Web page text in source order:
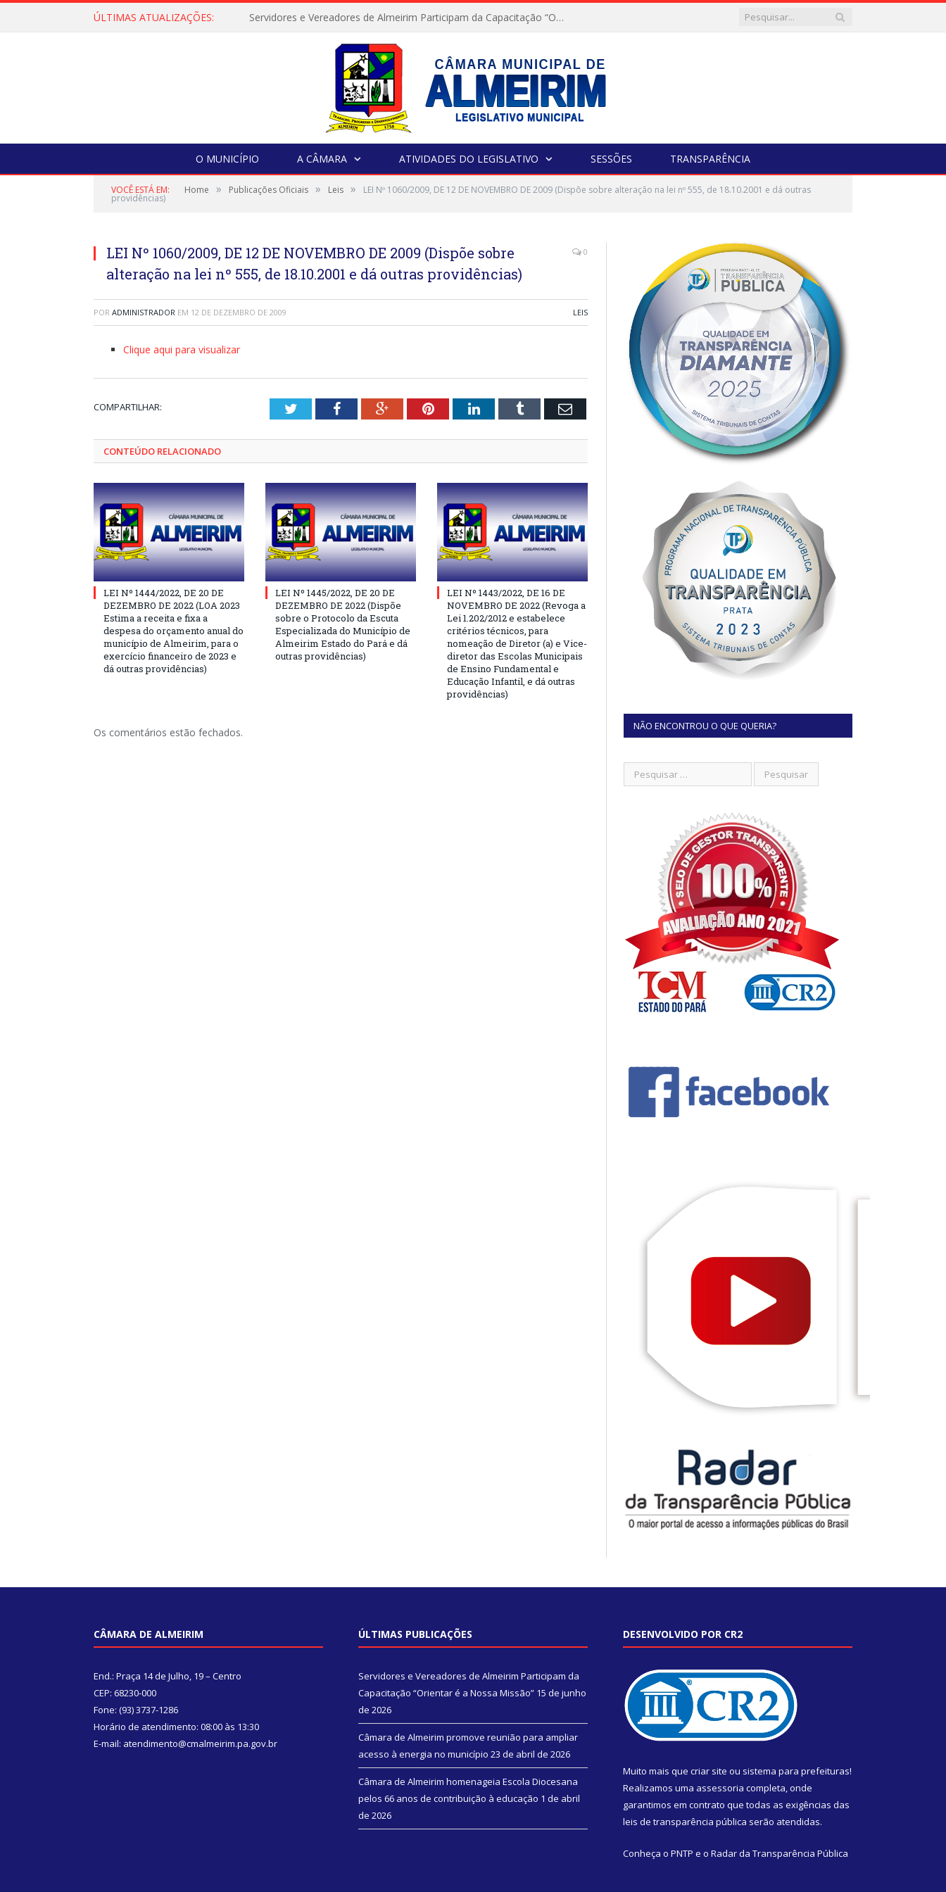
ÚLTIMAS ATUALIZAÇÕES: Servidores e Vereadores de Almeirim Participam da Capacitação “Orientar é a Nossa Missão”
O MUNICÍPIO A CÂMARA ATIVIDADES DO LEGISLATIVO SESSÕES TRANSPARÊNCIA
VOCÊ ESTÁ EM: Home » Publicações Oficiais » Leis » LEI Nº 1060/2009, DE 12 DE NOVEMBRO DE 2009 (Dispõe sobre alteração na lei nº 555, de 18.10.2001 e dá outras
providências)
LEI Nº 1060/2009, DE 12 DE NOVEMBRO DE 2009 (Dispõe sobre
alteração na lei nº 555, de 18.10.2001 e dá outras providências)
0
POR ADMINISTRADOR EM 12 DE DEZEMBRO DE 2009 LEIS
Clique aqui para visualizar
COMPARTILHAR: TwitterFacebookGoogle+PinterestLinkedInTumblr Email
CONTEÚDO RELACIONADO
LEI Nº 1444/2022, DE 20 DE
DEZEMBRO DE 2022 (LOA 2023
Estima a receita e fixa a
despesa do orçamento anual do
município de Almeirim, para o
exercício financeiro de 2023 e
dá outras providências)
LEI Nº 1445/2022, DE 20 DE
DEZEMBRO DE 2022 (Dispõe
sobre o Protocolo da Escuta
Especializada do Município de
Almeirim Estado do Pará e dá
outras providências)
LEI Nº 1443/2022, DE 16 DE
NOVEMBRO DE 2022 (Revoga a
Lei 1.202/2012 e estabelece
critérios técnicos, para
nomeação de Diretor (a) e Vice-
diretor das Escolas Municipais
de Ensino Fundamental e
Educação Infantil, e dá outras
providências)
Os comentários estão fechados. NÃO ENCONTROU O QUE QUERIA?
CÂMARA DE ALMEIRIM
End.: Praça 14 de Julho, 19 – Centro
CEP: 68230-000
Fone: (93) 3737-1286
Horário de atendimento: 08:00 às 13:30
E-mail: atendimento@cmalmeirim.pa.gov.br
ÚLTIMAS PUBLICAÇÕES
Servidores e Vereadores de Almeirim Participam da
Capacitação “Orientar é a Nossa Missão” 15 de junho
de 2026
Câmara de Almeirim promove reunião para ampliar
acesso à energia no município 23 de abril de 2026
Câmara de Almeirim homenageia Escola Diocesana
pelos 66 anos de contribuição à educação 1 de abril
de 2026
DESENVOLVIDO POR CR2
Muito mais que criar site ou sistema para prefeituras!
Realizamos uma assessoria completa, onde
garantimos em contrato que todas as exigências das
leis de transparência pública serão atendidas.
Conheça o PNTP e o Radar da Transparência Pública